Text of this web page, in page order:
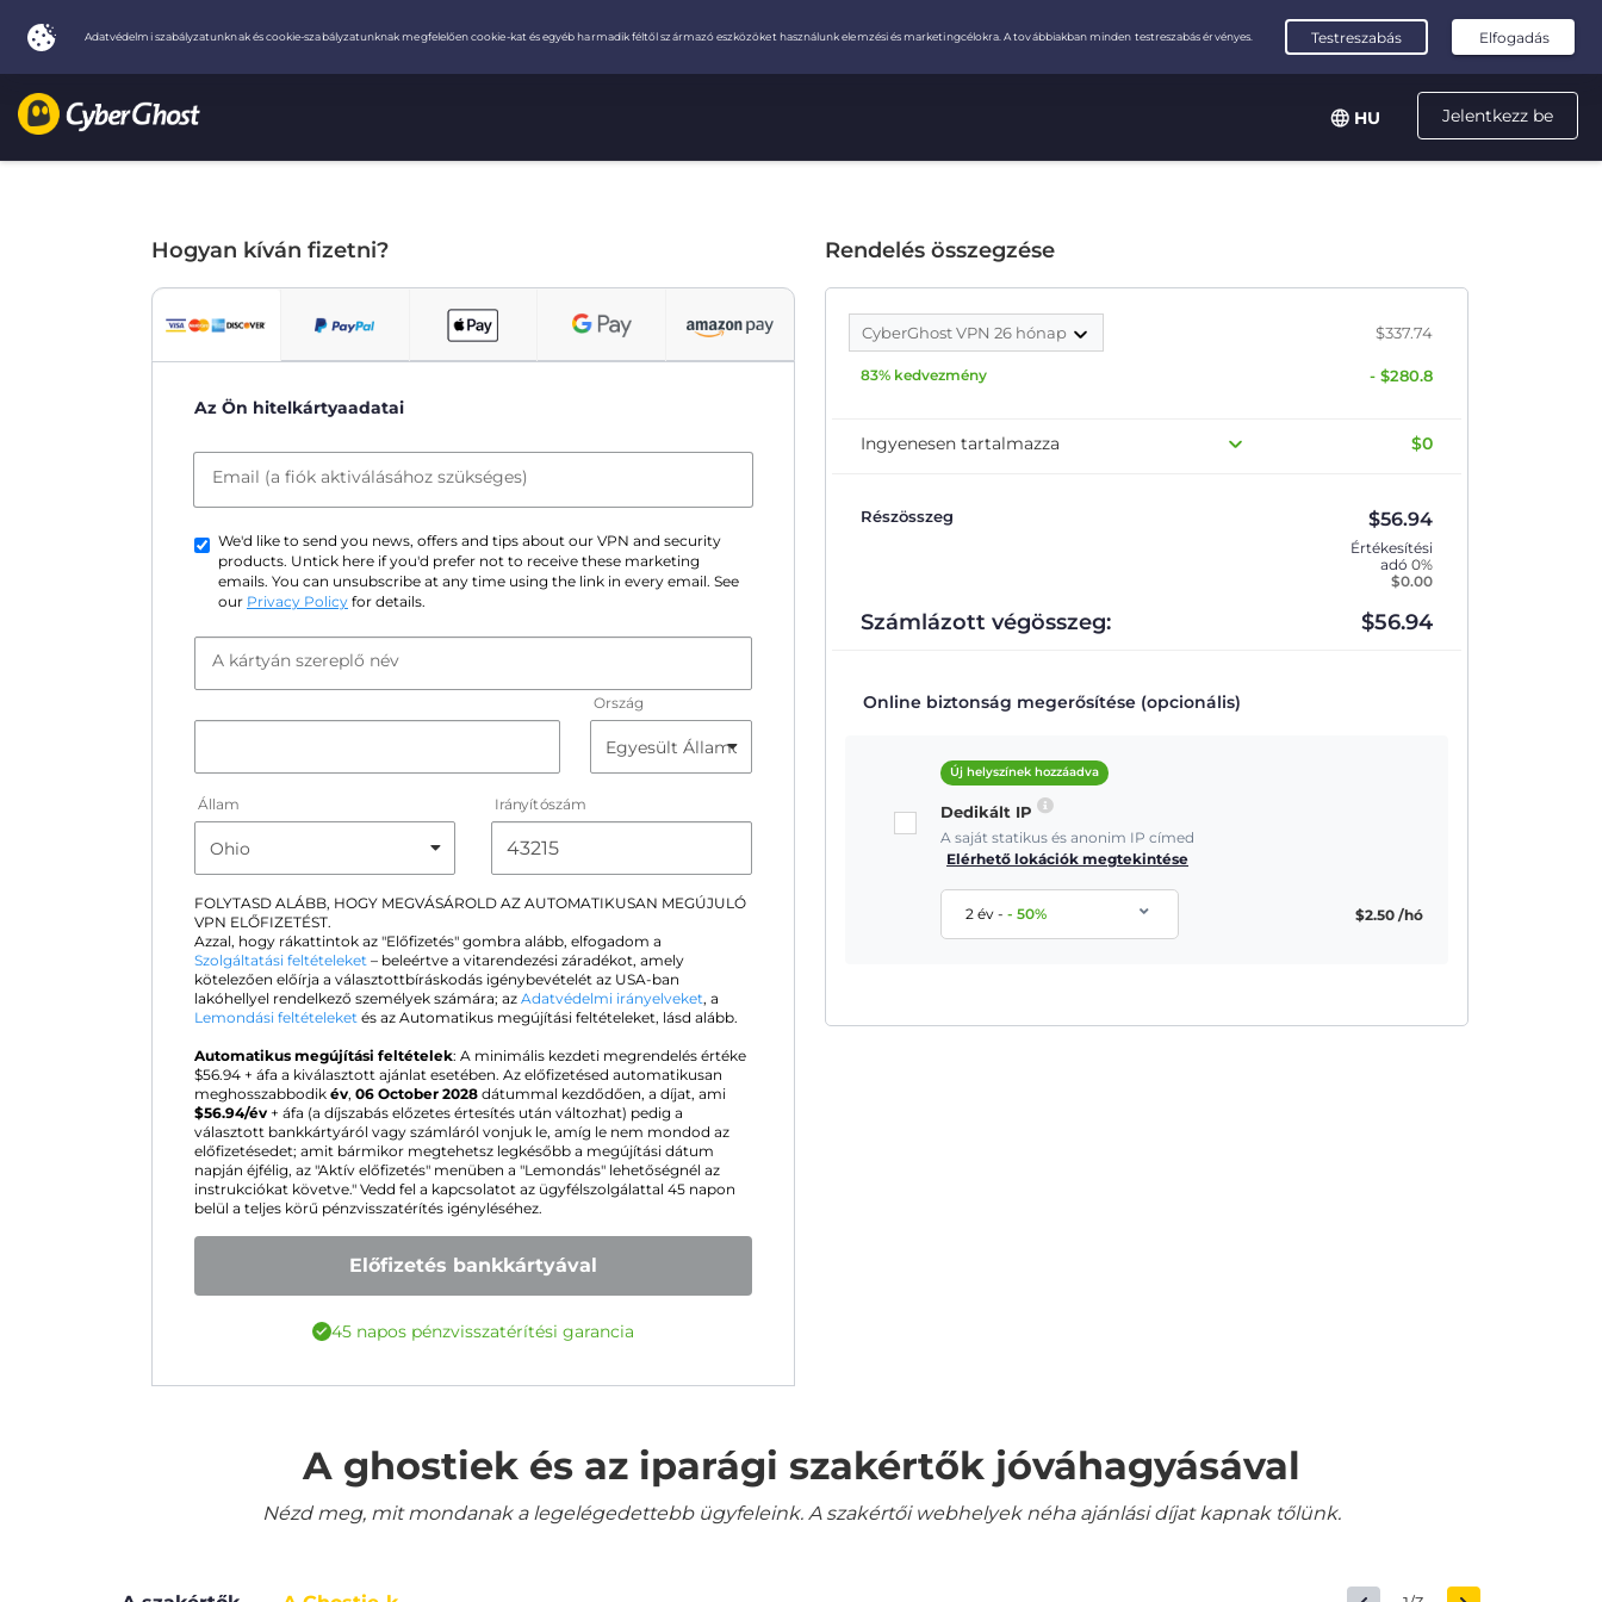
Jelentkezz be
HU
Hogyan kíván fizetni?
Az Ön hitelkártyaadatai
Email (a fiók aktiválásához szükséges)
We'd like to send you news, offers and tips about our VPN and security
products. Untick here if you'd prefer not to receive these marketing
emails. You can unsubscribe at any time using the link in every email. See
our Privacy Policy for details.
A kártyán szereplő név
Ország
Állam Irányítószám
FOLYTASD ALÁBB, HOGY MEGVÁSÁROLD AZ AUTOMATIKUSAN MEGÚJULÓ
VPN ELŐFIZETÉST.
Azzal, hogy rákattintok az "Előfizetés" gombra alább, elfogadom a
Szolgáltatási feltételeket – beleértve a vitarendezési záradékot, amely
kötelezően előírja a választottbíráskodás igénybevételét az USA-ban
lakóhellyel rendelkező személyek számára; az Adatvédelmi irányelveket, a
Lemondási feltételeket és az Automatikus megújítási feltételeket, lásd alább.
Automatikus megújítási feltételek: A minimális kezdeti megrendelés értéke
$56.94 + áfa a kiválasztott ajánlat esetében. Az előfizetésed automatikusan
meghosszabbodik év, 06 October 2028 dátummal kezdődően, a díjat, ami
$56.94/év + áfa (a díjszabás előzetes értesítés után változhat) pedig a
választott bankkártyáról vagy számláról vonjuk le, amíg le nem mondod az
előfizetésedet; amit bármikor megtehetsz legkésőbb a megújítási dátum
napján éjfélig, az "Aktív előfizetés" menüben a "Lemondás" lehetőségnél az
instrukciókat követve." Vedd fel a kapcsolatot az ügyfélszolgálattal 45 napon
belül a teljes körű pénzvisszatérítés igényléséhez.
Előfizetés bankkártyával
45 napos pénzvisszatérítési garancia
Rendelés összegzése
CyberGhost VPN 26 hónap $337.74
83% kedvezmény - $280.8
Ingyenesen tartalmazza $0
Részösszeg $56.94
Értékesítési
adó 0%
$0.00
Számlázott végösszeg: $56.94
Online biztonság megerősítése (opcionális)
Új helyszínek hozzáadva
Dedikált IP
A saját statikus és anonim IP címed
Elérhető lokációk megtekintése
2 év--50% $2.50 /hó
A ghostiek és az iparági szakértők jóváhagyásával
Nézd meg, mit mondanak a legelégedettebb ügyfeleink. A szakértői webhelyek néha ajánlási díjat kapnak tőlünk.